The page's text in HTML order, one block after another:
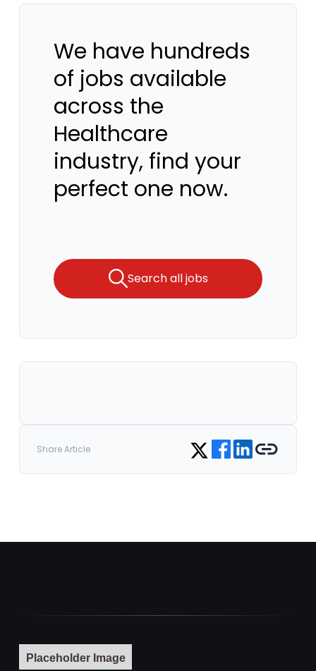
We have hundreds
of jobs available
across the
Healthcare
industry, find your
perfect one now.
Search all jobs
Share Article Share on Twitter
Share on Facebook
Share on LinkedIn
Copy link
Placeholder Image